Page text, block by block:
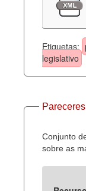
Etiquetas:
legislativo
Pareceres
Conjunto
sobre as